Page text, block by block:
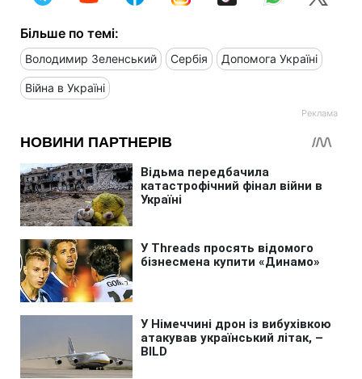
Більше по темі:
Володимир Зеленський Сербія Допомога Україні
Війна в Україні